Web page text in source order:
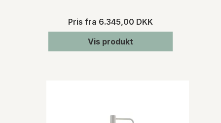
Pris fra 6.345,00 DKK
Vis produkt